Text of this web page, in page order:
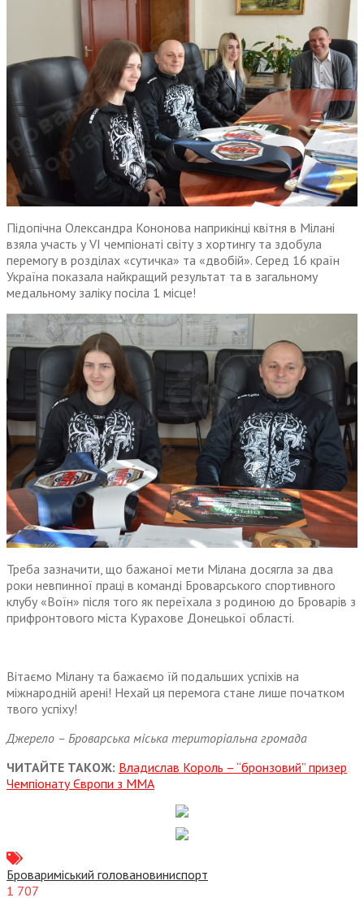
Підопічна Олександра Кононова наприкінці квітня в Мілані
взяла участь у VI чемпіонаті світу з хортингу та здобула
перемогу в розділах «сутичка» та «двобій». Серед 16 країн
Україна показала найкращий результат та в загальному
медальному заліку посіла 1 місце!
Треба зазначити, що бажаної мети Мілана досягла за два
роки невпинної праці в команді Броварського спортивного
клубу «Воїн» після того як переїхала з родиною до Броварів з
прифронтового міста Курахове Донецької області.
Вітаємо Мілану та бажаємо їй подальших успіхів на
міжнародній арені! Нехай ця перемога стане лише початком
твого успіху!
Джерело – Броварська міська територіальна громада
ЧИТАЙТЕ ТАКОЖ: Владислав Король – “бронзовий” призер
Чемпіонату Європи з ММА
Бровариміський головановиниспорт
1 707